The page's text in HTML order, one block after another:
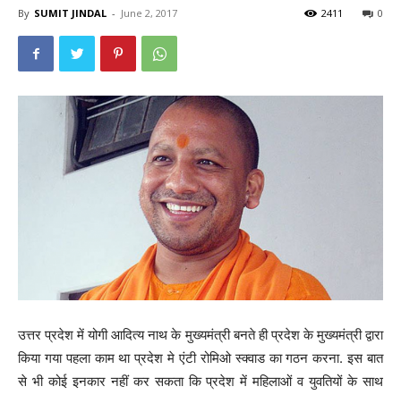
By SUMIT JINDAL - June 2, 2017 0
2411
उत्तर प्रदेश में योगी आदित्य नाथ के मुख्यमंत्री बनते ही प्रदेश के मुख्यमंत्री द्वारा
किया गया पहला काम था प्रदेश मे एंटी रोमिओ स्क्वाड का गठन करना. इस बात
से भी कोई इनकार नहीं कर सकता कि प्रदेश में महिलाओं व युवतियों के साथ